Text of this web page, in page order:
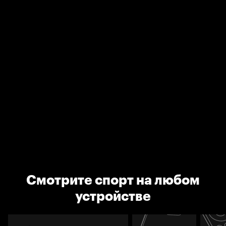
Смотрите спорт на любом
устройстве